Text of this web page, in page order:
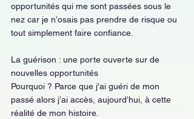
opportunités qui me sont passées sous le
nez car je n’osais pas prendre de risque ou
tout simplement faire confiance.
La guérison : une porte ouverte sur de
nouvelles opportunités
Pourquoi ? Parce que j'ai guéri de mon
passé alors j’ai accès, aujourd’hui, à cette
réalité de mon histoire.